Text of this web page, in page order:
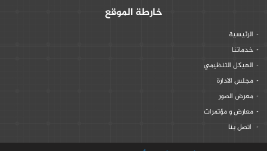
خارطة الموقع
الرئيسية
خدماتنا
الهيكل التنظيمي
مجلس الادارة
معرض الصور
معارض و مؤتمرات
اتصل بنا